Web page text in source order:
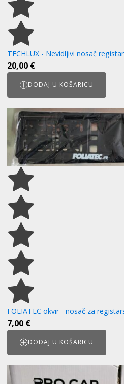
TECHLUX - Nevidljivi nosač
20,00 €
DODAJ U KOŠARICU
FOLIATEC okvir - nosač za
7,00 €
DODAJ U KOŠARICU